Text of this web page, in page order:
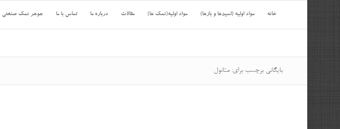
خانه مواد اولیه (اسیدها و بازها) مواد اولیه(نمک ها) مقالات درباره ما تماس با ما جوهر نمک صنعتی
بایگانی برچسب برای: متانول